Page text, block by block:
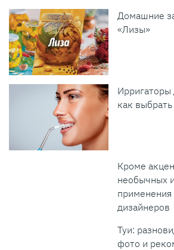
Домашние
«Лизы»
Ирригаторы
как
Кроме
необычных
применения
дизайнеров
Туи:
фото и